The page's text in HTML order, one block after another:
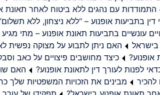
התמודדות עם נהגים ללא ביטוח לאחר תאונת
בתביעות אופנוע – “ללא ניצחון, ללא
עונשיים בתביעות תאונת אופנוע – מתי
בישראל
האם ניתן לתבוע על מצוקה נפשית
כיצד מחושבים פיצויים על כאב
לפנות לעורך דין לתאונת אופנוע?
האם
להכיר
מבינים את הזכויות המשפטיות שלך